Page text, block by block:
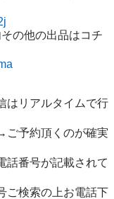
の他の出品はコチ
はリアルタイムで行
ご予約頂くのが確実
話番号が記載されて
ご検索の上お電話下